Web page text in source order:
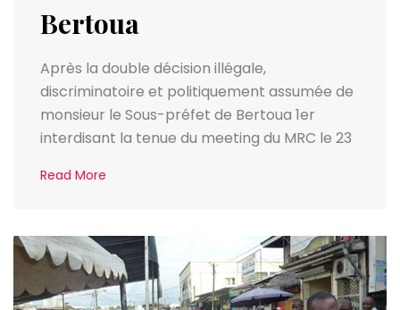
Bertoua
Après la double décision illégale,
discriminatoire et politiquement assumée de
monsieur le Sous-préfet de Bertoua 1er
interdisant la tenue du meeting du MRC le 23
Read More